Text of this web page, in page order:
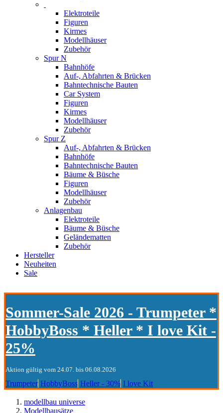
Elektroteile
Figuren
Kirmes
Modellhäuser
Zubehör
Spur N
Bahnhöfe
Auf-, Abfahrten & Brücken
Bahntechnische Bauten
Car System
Figuren
Kirmes
Modellhäuser
Zubehör
Spur Z
Auf-, Abfahrten & Brücken
Bahnhöfe
Bahntechnische Bauten
Bäume & Büsche
Figuren
Modellhäuser
Zubehör
Anlagenbau
Elektroteile
Bäume & Büsche
Geländematten
Zubehör
Hersteller
Neuheiten
Sale
Sommer-Sale 2026 - Trumpeter *
HobbyBoss * Heller * I love Kit -
25%
Aktion gültig vom 24.07. bis 06.08.2026
Trumpeter HobbyBoss Heller - 30% I love Kit
modellbau universe
Modellbausätze